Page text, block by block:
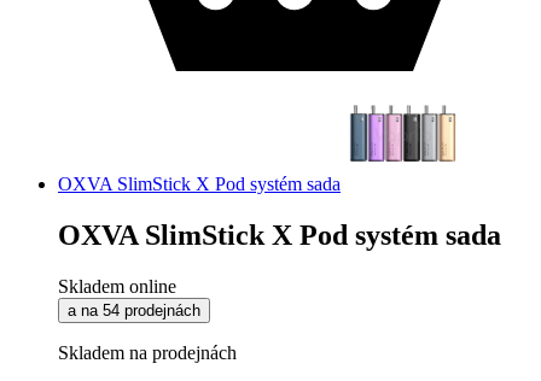
OXVA SlimStick X Pod systém sada
OXVA SlimStick X Pod systém sada
Skladem online
a na 54 prodejnách
Skladem na prodejnách